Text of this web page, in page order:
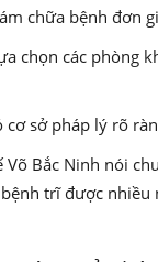
chữa bệnh đơn
chọn các phòng
cơ sở pháp lý rõ
Võ Bắc Ninh nói
trĩ được nhiều